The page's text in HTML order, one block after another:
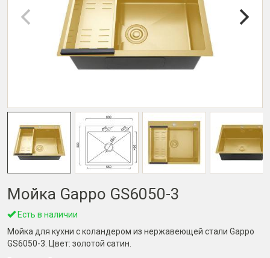
Мойка Gappo GS6050-3
Есть в наличии
Мойка для кухни с коландером из нержавеющей стали Gappo
GS6050-3. Цвет: золотой сатин.